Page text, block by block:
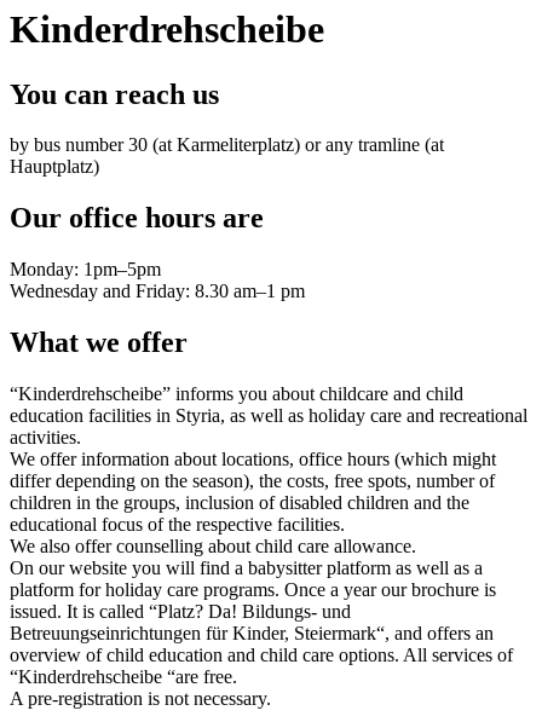
Kinderdrehscheibe
You can reach us
by bus number 30 (at Karmeliterplatz) or any tramline (at
Hauptplatz)
Our office hours are
Monday: 1pm–5pm
Wednesday and Friday: 8.30 am–1 pm
What we offer
“Kinderdrehscheibe” informs you about childcare and child
education facilities in Styria, as well as holiday care and recreational
activities.
We offer information about locations, office hours (which might
differ depending on the season), the costs, free spots, number of
children in the groups, inclusion of disabled children and the
educational focus of the respective facilities.
We also offer counselling about child care allowance.
On our website you will find a babysitter platform as well as a
platform for holiday care programs. Once a year our brochure is
issued. It is called “Platz? Da! Bildungs- und
Betreuungseinrichtungen für Kinder, Steiermark“, and offers an
overview of child education and child care options. All services of
“Kinderdrehscheibe “are free.
A pre-registration is not necessary.